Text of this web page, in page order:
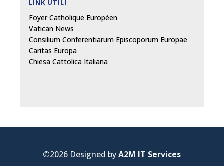
LINK UTILI
Foyer Catholique Européen
Vatican News
Consilium Conferentiarum Episcoporum Europae
Caritas Europa
Chiesa Cattolica Italiana
©2026 Designed byA2M IT Services